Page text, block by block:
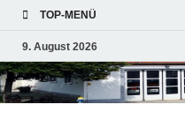
TOP-MENÜ
9. August 2026